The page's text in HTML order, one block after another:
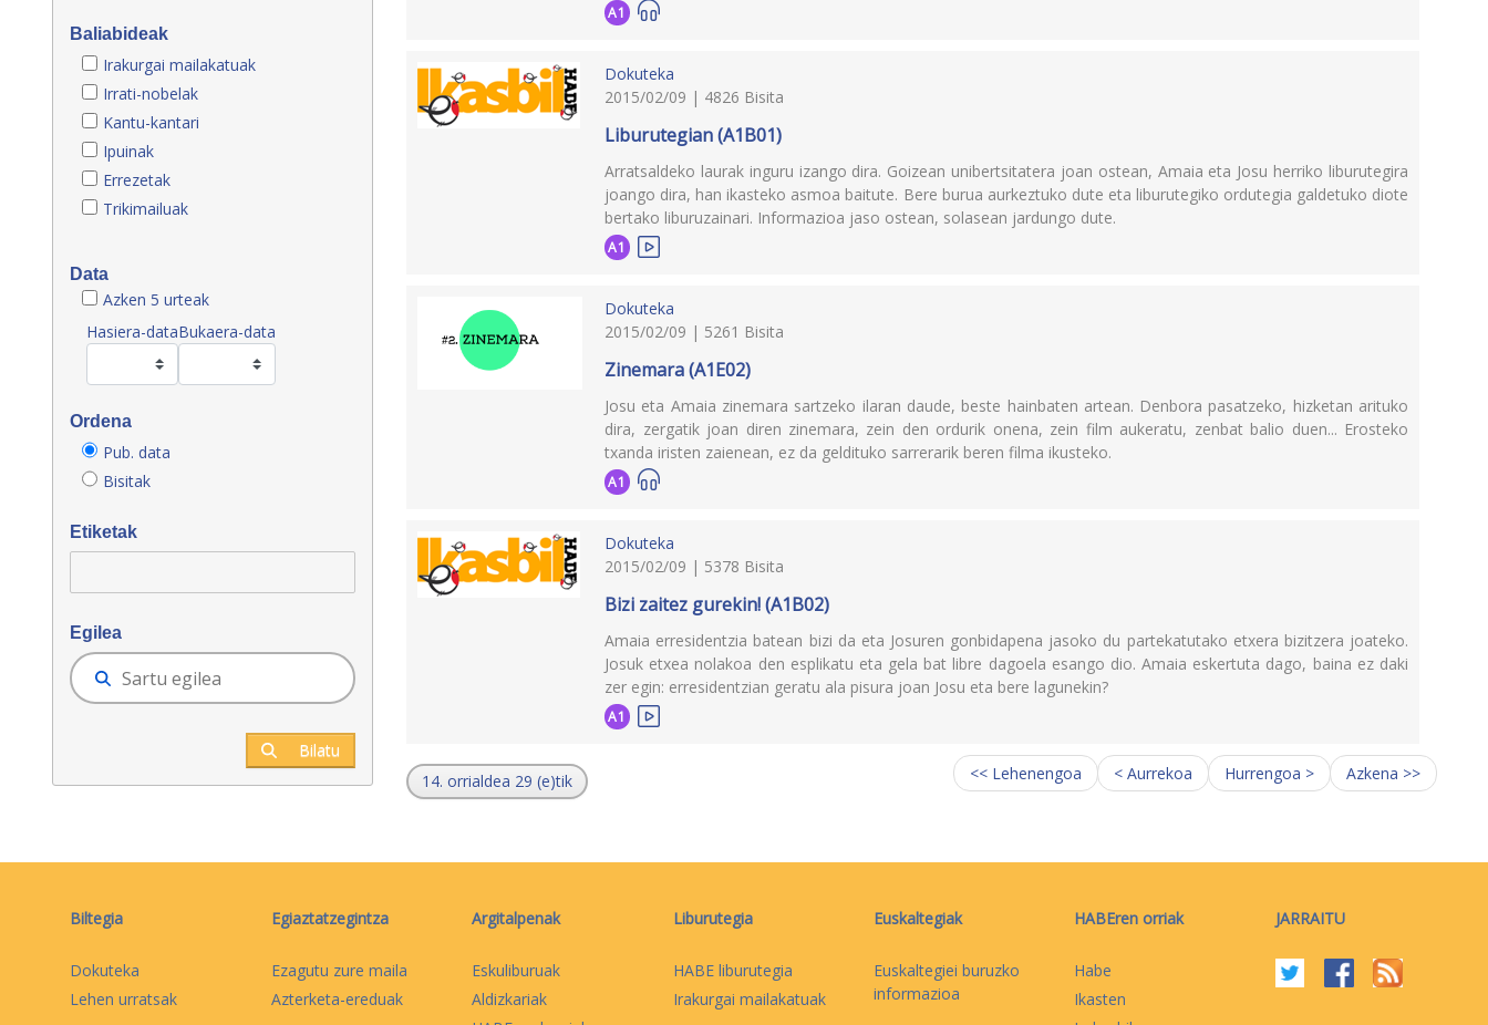
Baliabideak
Irakurgai mailakatuak
Irrati-nobelak
Kantu-kantari
Ipuinak
Errezetak
Trikimailuak
Data
Azken 5 urteak
Hasiera-dataBukaera-data
Ordena
Pub. data
Bisitak
Etiketak
Egilea
Bilatu
A1
Dokuteka
2015/02/09 | 4826 Bisita
Liburutegian (A1B01)
Arratsaldeko laurak inguru izango dira. Goizean unibertsitatera joan ostean, Amaia eta Josu herriko liburutegira
joango dira, han ikasteko asmoa baitute. Bere burua aurkeztuko dute eta liburutegiko ordutegia galdetuko diote
bertako liburuzainari. Informazioa jaso ostean, solasean jardungo dute.
A1
Dokuteka
2015/02/09 | 5261 Bisita
Zinemara (A1E02)
Josu eta Amaia zinemara sartzeko ilaran daude, beste hainbaten artean. Denbora pasatzeko, hizketan arituko
dira, zergatik joan diren zinemara, zein den ordurik onena, zein film aukeratu, zenbat balio duen... Erosteko
txanda iristen zaienean, ez da geldituko sarrerarik beren filma ikusteko.
A1
Dokuteka
2015/02/09 | 5378 Bisita
Bizi zaitez gurekin! (A1B02)
Amaia erresidentzia batean bizi da eta Josuren gonbidapena jasoko du partekatutako etxera bizitzera joateko.
Josuk etxea nolakoa den esplikatu eta gela bat libre dagoela esango dio. Amaia eskertuta dago, baina ez daki
zer egin: erresidentzian geratu ala pisura joan Josu eta bere lagunekin?
A1
14. orrialdea 29 (e)tik << Lehenengoa < Aurrekoa Hurrengoa > Azkena >>
Biltegia
Dokuteka
Lehen urratsak
Egiaztatzegintza
Ezagutu zure maila
Azterketa-ereduak
Argitalpenak
Eskuliburuak
Aldizkariak
Liburutegia
HABE liburutegia
Irakurgai mailakatuak
Euskaltegiak
Euskaltegiei buruzko
informazioa
HABEren orriak
Habe
Ikasten
JARRAITU